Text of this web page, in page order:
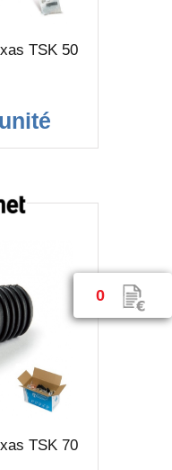
0
TSK 50
TSK 70